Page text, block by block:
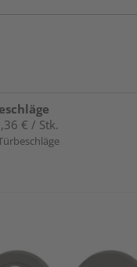
€ / Stk.